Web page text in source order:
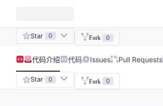
Star 0 Fork 0
代码介绍 代码 Issues Pull Requests
Star 0 Fork 0